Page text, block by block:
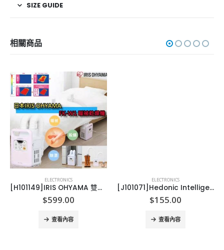
SIZE GUIDE
相關商品
ELECTRONICS
[H101149]IRIS OHYAMA 雙管出風道多功能暖被除蟎乾燥機
$599.00
查看內容
ELECTRONICS
[J101071]Hedonic Intelligence 12000mAh power Bank 充電池 12000mAh power Bank
$155.00
查看內容